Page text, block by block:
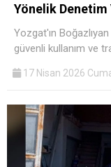
Yönelik Denetim
Yozgat'ın
güvenli kullanım ve
17 Nisan 2026